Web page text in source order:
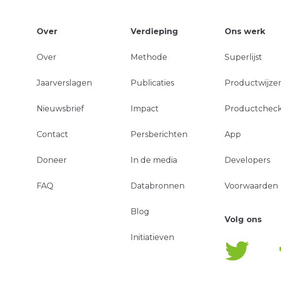
Over
Over
Jaarverslagen
Nieuwsbrief
Contact
Doneer
FAQ
Verdieping
Methode
Publicaties
Impact
Persberichten
In de media
Databronnen
Blog
Initiatieven
Ons werk
Superlijst
App
Developers
Voorwaarden
Volg ons